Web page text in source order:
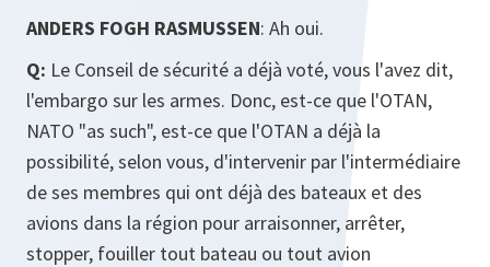
ANDERS FOGH RASMUSSEN: Ah oui.
Q: Le Conseil de sécurité a déjà voté, vous l'avez dit,
l'embargo sur les armes. Donc, est-ce que l'OTAN,
NATO "as such", est-ce que l'OTAN a déjà la
possibilité, selon vous, d'intervenir par l'intermédiaire
de ses membres qui ont déjà des bateaux et des
avions dans la région pour arraisonner, arrêter,
stopper, fouiller tout bateau ou tout avion